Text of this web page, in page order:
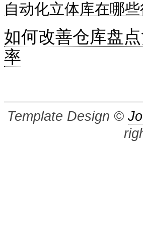
自动化立体库在哪
如何改善仓库盘
率
Template Design ©